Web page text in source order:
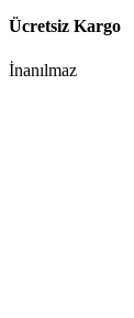
Ücretsiz Kargo
İnanılmaz